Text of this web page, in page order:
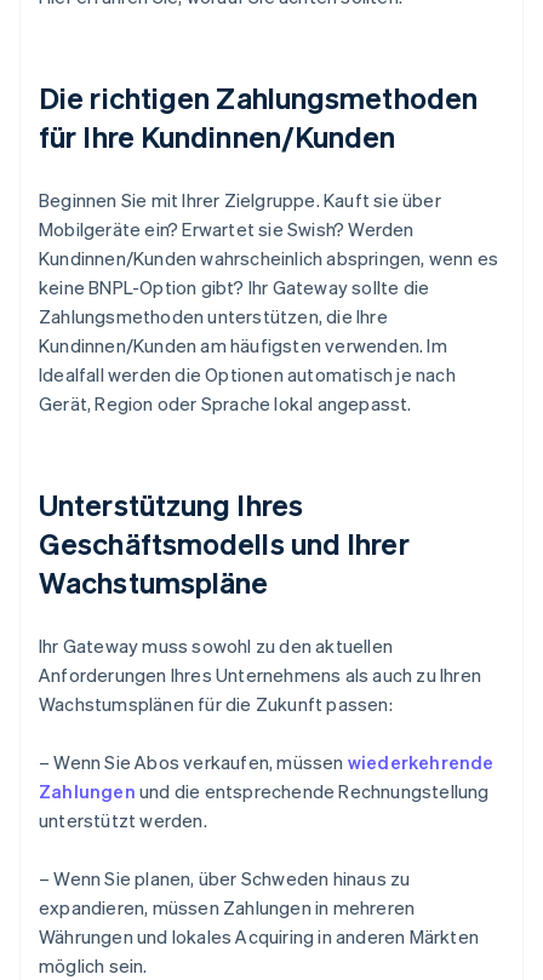
Die richtigen Zahlungsmethoden
für Ihre Kundinnen/Kunden
Beginnen Sie mit Ihrer Zielgruppe. Kauft sie über
Mobilgeräte ein? Erwartet sie Swish? Werden
Kundinnen/Kunden wahrscheinlich abspringen, wenn es
keine BNPL-Option gibt? Ihr Gateway sollte die
Zahlungsmethoden unterstützen, die Ihre
Kundinnen/Kunden am häufigsten verwenden. Im
Idealfall werden die Optionen automatisch je nach
Gerät, Region oder Sprache lokal angepasst.
Unterstützung Ihres
Geschäftsmodells und Ihrer
Wachstumspläne
Ihr Gateway muss sowohl zu den aktuellen
Anforderungen Ihres Unternehmens als auch zu Ihren
Wachstumsplänen für die Zukunft passen:
– Wenn Sie Abos verkaufen, müssen wiederkehrende
Zahlungen und die entsprechende Rechnungstellung
unterstützt werden.
– Wenn Sie planen, über Schweden hinaus zu
expandieren, müssen Zahlungen in mehreren
Währungen und lokales Acquiring in anderen Märkten
möglich sein.